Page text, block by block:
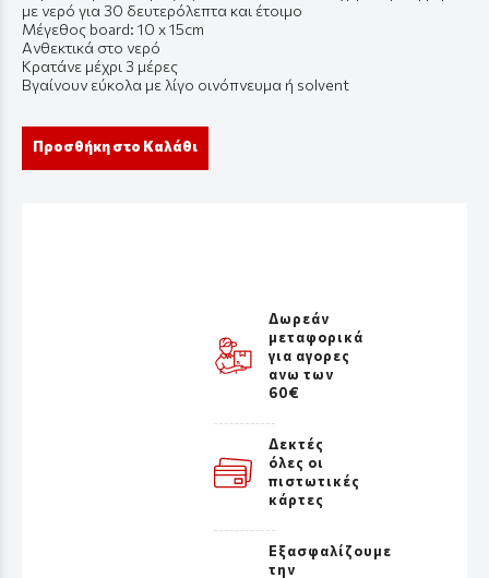
με νερό για 30 δευτερόλεπτα και έτοιμο
Μέγεθος board: 10 x 15cm
Ανθεκτικά στο νερό
Κρατάνε μέχρι 3 μέρες
Βγαίνουν εύκολα με λίγο οινόπνευμα ή solvent
Προσθήκη στο Καλάθι
Δωρεάν
μεταφορικά
για αγορες
ανω των
60€
Δεκτές
όλες οι
πιστωτικές
κάρτες
Εξασφαλίζουμε
την